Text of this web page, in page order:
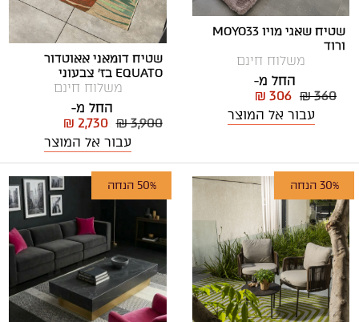
שטיח שאגי מויו MOYO33
ורוד
משלוח חינם
החל מ-
₪ 360
₪ 306
עבור אל המוצר
שטיח דומאני אאוטדור
EQUATO בז' צבעוני
משלוח חינם
החל מ-
₪ 3,900
₪ 2,730
עבור אל המוצר
30% הנחה 50% הנחה